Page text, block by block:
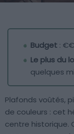
Budget : €€
Le plus du
quelques
Plafonds voûtés,
de couleurs : cet
centre historique.